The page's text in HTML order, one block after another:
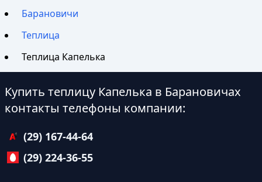
Барановичи
Теплица
Теплица Капелька
Купить теплицу Капелька в Барановичах
контакты телефоны компании:
(29) 167-44-64
(29) 224-36-55